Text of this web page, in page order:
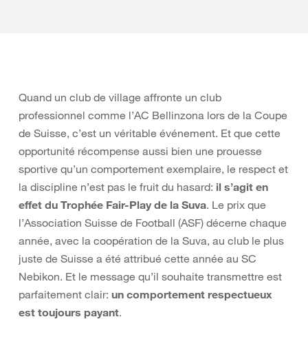
Quand un club de village affronte un club
professionnel comme l’AC Bellinzona lors de la Coupe
de Suisse, c’est un véritable événement. Et que cette
opportunité récompense aussi bien une prouesse
sportive qu’un comportement exemplaire, le respect et
la discipline n’est pas le fruit du hasard: il s’agit en
effet du Trophée Fair-Play de la Suva. Le prix que
l’Association Suisse de Football (ASF) décerne chaque
année, avec la coopération de la Suva, au club le plus
juste de Suisse a été attribué cette année au SC
Nebikon. Et le message qu’il souhaite transmettre est
parfaitement clair: un comportement respectueux
est toujours payant.